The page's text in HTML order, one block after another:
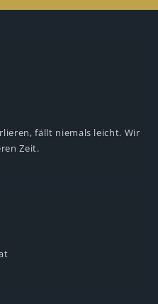
fällt niemals leicht. Wir
Zeit.